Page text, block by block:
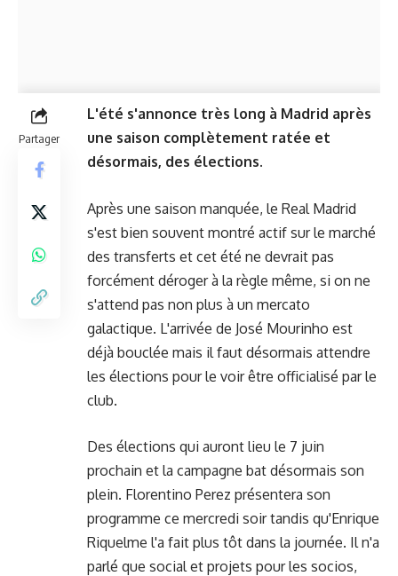
Partager
L'été s'annonce très long à Madrid après
une saison complètement ratée et
désormais, des élections.
Après une saison manquée, le Real Madrid
s'est bien souvent montré actif sur le marché
des transferts et cet été ne devrait pas
forcément déroger à la règle même, si on ne
s'attend pas non plus à un mercato
galactique. L'arrivée de José Mourinho est
déjà bouclée mais il faut désormais attendre
les élections pour le voir être officialisé par le
club.
Des élections qui auront lieu le 7 juin
prochain et la campagne bat désormais son
plein. Florentino Perez présentera son
programme ce mercredi soir tandis qu'Enrique
Riquelme l'a fait plus tôt dans la journée. Il n'a
parlé que social et projets pour les socios,